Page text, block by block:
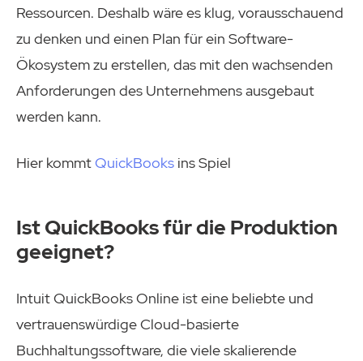
Ressourcen. Deshalb wäre es klug, vorausschauend
zu denken und einen Plan für ein Software-
Ökosystem zu erstellen, das mit den wachsenden
Anforderungen des Unternehmens ausgebaut
werden kann.
Hier kommtQuickBooks ins Spiel
Ist QuickBooks für die Produktion
geeignet?
Intuit QuickBooks Online ist eine beliebte und
vertrauenswürdige Cloud-basierte
Buchhaltungssoftware, die viele skalierende